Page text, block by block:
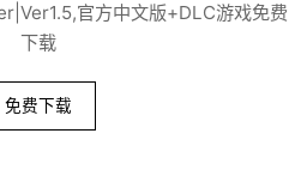
官方中文版+DLC游戏免费
下载
免费下载